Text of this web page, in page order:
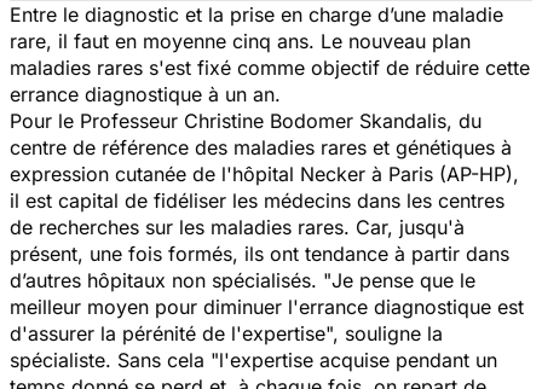
Entre le diagnostic et la prise en charge d’une maladie
rare, il faut en moyenne cinq ans. Le nouveau plan
maladies rares s'est fixé comme objectif de réduire cette
errance diagnostique à un an.
​Pour le Professeur Christine Bodomer Skandalis, du
centre de référence des maladies rares et génétiques à
expression cutanée de l'hôpital Necker à Paris (AP-HP),
il est capital de fidéliser les médecins dans les centres
de recherches sur les maladies rares. Car, jusqu'à
présent, une fois formés, ils ont tendance à partir dans
d’autres hôpitaux non spécialisés. "Je pense que le
meilleur moyen pour diminuer l'errance diagnostique est
d'assurer la pérénité de l'expertise", souligne la
spécialiste. Sans cela "l'expertise acquise pendant un